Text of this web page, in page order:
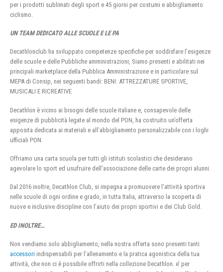
per i prodotti sublimati degli sport e 45 giorni per costumi e abbigliamento
ciclismo.
UN TEAM DEDICATO ALLE SCUOLE E LE PA
Decathlonclub ha sviluppato competenze specifiche per soddisfare l’esigenze
delle scuole e delle Pubbliche amministrazioni, Siamo presenti e abilitati nei
principali marketplace della Pubblica Amministrazione e in particolare sul
MEPA di Consip, nei seguenti bandi: BENI: ATTREZZATURE SPORTIVE,
MUSICALI E RICREATIVE
Decathlon è vicino ai bisogni delle scuole italiane e, consapevole delle
esigenze di pubblicità legate al mondo del PON, ha costruito un’offerta
apposita dedicata ai materiali e all’abbigliamento personalizzabile con i loghi
ufficiali PON.
Offriamo una carta scuola per tutti gli istituti scolastici che desiderano
agevolare lo sport ed usufruire dell’associazione delle carte dei propri alunni.
Dal 2016 inoltre, Decathlon Club, si impegna a promuovere l’attività sportiva
nelle scuole di ogni ordine e grado, in tutta Italia, attraverso la scoperta di
nuove e inclusive discipline con l’aiuto dei propri sportivi e dei Club Gold.
ED INOLTRE…
Non vendiamo solo abbigliamento, nella nostra offerta sono presenti tanti
accessori indispensabili per l’allenamento e la pratica agonistica della tua
attività, che non ci è possibile offrirti nella collezione Decathlon. e’ per